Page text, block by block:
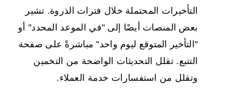
التأخيرات المحتملة خلال فترات الذروة. تشير
بعض المنصات أيضًا إلى "في الموعد المحدد" أو
"التأخير المتوقع ليوم واحد" مباشرةً على صفحة
التتبع. تقلل التحديثات الواضحة من التخمين
وتقلل من استفسارات خدمة العملاء.